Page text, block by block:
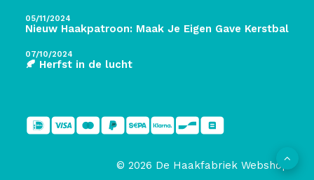
05/11/2024
Nieuw Haakpatroon: Maak Je Eigen Gave Kerstballen!
07/10/2024
🍂 Herfst in de lucht
© 2026 De Haakfabriek Webshop